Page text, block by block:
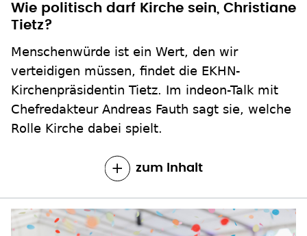
Wie politisch darf Kirche sein, Christiane
Tietz?
Menschenwürde ist ein Wert, den wir
verteidigen müssen, findet die EKHN-
Kirchenpräsidentin Tietz. Im indeon-Talk mit
Chefredakteur Andreas Fauth sagt sie, welche
Rolle Kirche dabei spielt.
zum Inhalt